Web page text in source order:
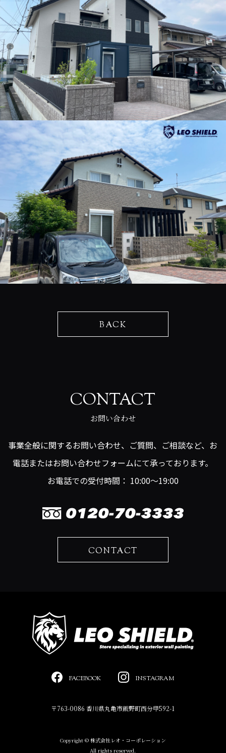
BACK
CONTACT
お問い合わせ
事業全般に関するお問い合わせ、ご質問、ご相談など、お
電話またはお問い合わせフォームにて承っております。
お電話での受付時間： 10:00～19:00
CONTACT
FACEBOOK INSTAGRAM
〒763-0086 香川県丸亀市飯野町西分甲592-1
Copyright © 株式会社レオ・コーポレーション
All rights reserved.